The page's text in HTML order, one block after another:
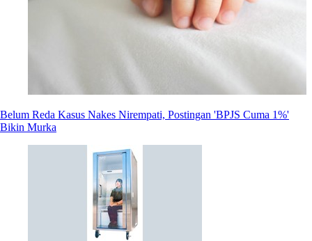
Belum Reda Kasus Nakes Nirempati, Postingan 'BPJS Cuma 1%'
Bikin Murka